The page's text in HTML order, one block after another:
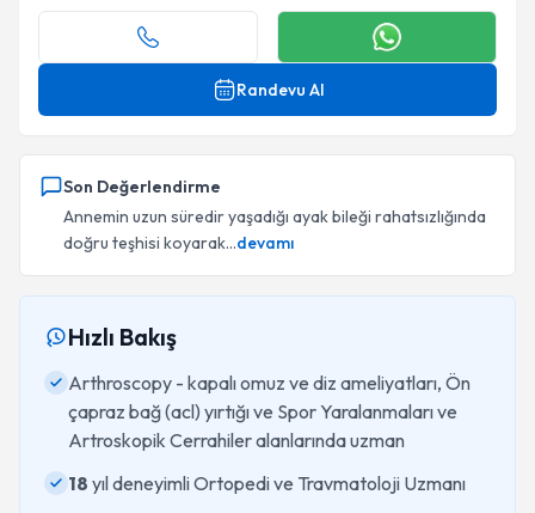
Randevu Al
Son Değerlendirme
Annemin uzun süredir yaşadığı ayak bileği rahatsızlığında
doğru teşhisi koyarak...devamı
Hızlı Bakış
Arthroscopy - kapalı omuz ve diz ameliyatları, Ön
çapraz bağ (acl) yırtığı ve Spor Yaralanmaları ve
Artroskopik Cerrahiler alanlarında uzman
18 yıl deneyimli Ortopedi ve Travmatoloji Uzmanı